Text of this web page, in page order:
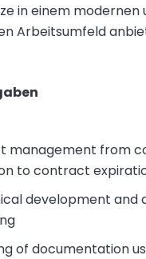
in einem modernen
Arbeitsumfeld
management from
to contract
development and
of documentation